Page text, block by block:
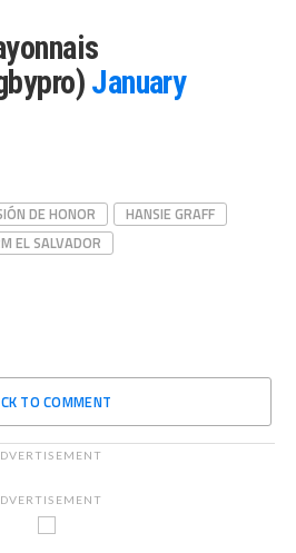
January
DE HONOR
HANSIE GRAFF
EL SALVADOR
TO COMMENT